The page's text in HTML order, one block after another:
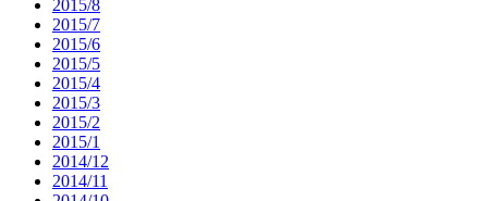
2015/8
2015/7
2015/6
2015/5
2015/4
2015/3
2015/2
2015/1
2014/12
2014/11